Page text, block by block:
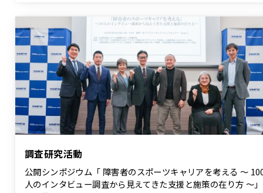
調査研究活動
公開シンポジウム「 障害者のスポーツキャリアを考える ～
人のインタビュー調査から見えてきた支援と施策の在り方 ～」